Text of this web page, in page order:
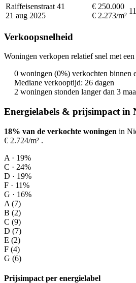
Raiffeisenstraat 41
21 aug 2025
€ 250.000
€ 2.273/m²
Verkoopsnelheid
Woningen verkopen relatief snel met
0 woningen (0%) verkochten binnen
Mediane verkooptijd: 26 dagen
2 woningen stonden langer dan 3
Energielabels & prijsimpact in
18% van de verkochte woningen in
€ 2.724/m² .
A · 19%
C · 24%
D · 19%
F · 11%
G · 16%
A (7)
B (2)
C (9)
D (7)
E (2)
F (4)
G (6)
Prijsimpact per energielabel